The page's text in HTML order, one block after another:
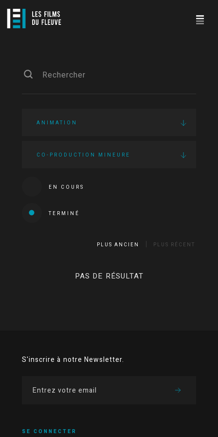
ANIMATION
CO-PRODUCTION MINEURE
EN COURS
TERMINÉ
PLUS ANCIEN PLUS RÉCENT
PAS DE RÉSULTAT
S'inscrire à notre Newsletter.
SE CONNECTER